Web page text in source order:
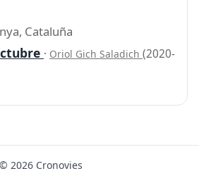
Cataluña
· Oriol Gich Saladich (2020-
© 2026 Cronovies